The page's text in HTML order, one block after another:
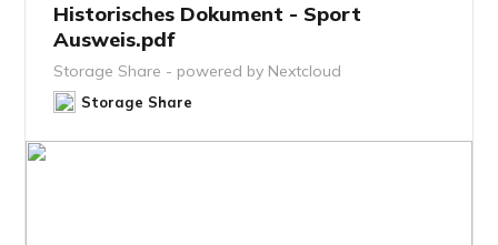
Historisches Dokument - Sport
Ausweis.pdf
Storage Share - powered by Nextcloud
Storage Share